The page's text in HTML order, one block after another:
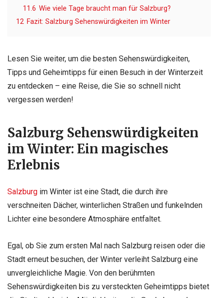
11.6 Wie viele Tage braucht man für Salzburg?
12 Fazit: Salzburg Sehenswürdigkeiten im Winter
Lesen Sie weiter, um die besten Sehenswürdigkeiten,
Tipps und Geheimtipps für einen Besuch in der Winterzeit
zu entdecken – eine Reise, die Sie so schnell nicht
vergessen werden!
Salzburg Sehenswürdigkeiten
im Winter: Ein magisches
Erlebnis
Salzburg im Winter ist eine Stadt, die durch ihre
verschneiten Dächer, winterlichen Straßen und funkelnden
Lichter eine besondere Atmosphäre entfaltet.
Egal, ob Sie zum ersten Mal nach Salzburg reisen oder die
Stadt erneut besuchen, der Winter verleiht Salzburg eine
unvergleichliche Magie. Von den berühmten
Sehenswürdigkeiten bis zu versteckten Geheimtipps bietet